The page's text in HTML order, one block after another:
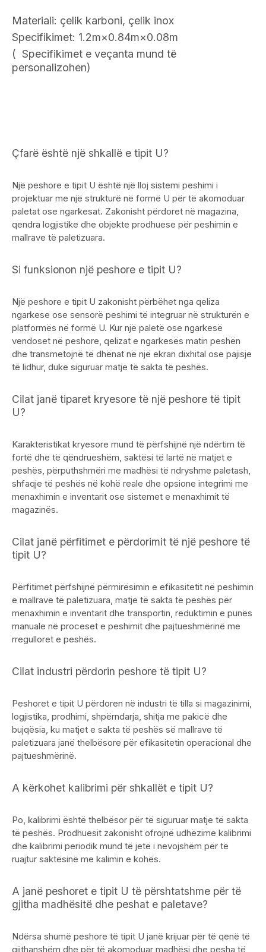
Materiali: çelik karboni, çelik inox
Specifikimet: 1.2m×0.84m×0.08m
( Specifikimet e veçanta mund të
personalizohen)
Çfarë është një shkallë e tipit U?
Një peshore e tipit U është një lloj sistemi peshimi i
projektuar me një strukturë në formë U për të akomoduar
paletat ose ngarkesat. Zakonisht përdoret në magazina,
qendra logjistike dhe objekte prodhuese për peshimin e
mallrave të paletizuara.
Si funksionon një peshore e tipit U?
Një peshore e tipit U zakonisht përbëhet nga qeliza
ngarkese ose sensorë peshimi të integruar në strukturën e
platformës në formë U. Kur një paletë ose ngarkesë
vendoset në peshore, qelizat e ngarkesës matin peshën
dhe transmetojnë të dhënat në një ekran dixhital ose pajisje
të lidhur, duke siguruar matje të sakta të peshës.
Cilat janë tiparet kryesore të një peshore të tipit
U?
Karakteristikat kryesore mund të përfshijnë një ndërtim të
fortë dhe të qëndrueshëm, saktësi të lartë në matjet e
peshës, përputhshmëri me madhësi të ndryshme paletash,
shfaqje të peshës në kohë reale dhe opsione integrimi me
menaxhimin e inventarit ose sistemet e menaxhimit të
magazinës.
Cilat janë përfitimet e përdorimit të një peshore të
tipit U?
Përfitimet përfshijnë përmirësimin e efikasitetit në peshimin
e mallrave të paletizuara, matje të sakta të peshës për
menaxhimin e inventarit dhe transportin, reduktimin e punës
manuale në proceset e peshimit dhe pajtueshmërinë me
rregulloret e peshës.
Cilat industri përdorin peshore të tipit U?
Peshoret e tipit U përdoren në industri të tilla si magazinimi,
logjistika, prodhimi, shpërndarja, shitja me pakicë dhe
bujqësia, ku matjet e sakta të peshës së mallrave të
paletizuara janë thelbësore për efikasitetin operacional dhe
pajtueshmërinë.
A kërkohet kalibrimi për shkallët e tipit U?
Po, kalibrimi është thelbësor për të siguruar matje të sakta
të peshës. Prodhuesit zakonisht ofrojnë udhëzime kalibrimi
dhe kalibrimi periodik mund të jetë i nevojshëm për të
ruajtur saktësinë me kalimin e kohës.
A janë peshoret e tipit U të përshtatshme për të
gjitha madhësitë dhe peshat e paletave?
Ndërsa shumë peshore të tipit U janë krijuar për të qenë të
gjithanshëm dhe për të akomoduar madhësi dhe pesha të